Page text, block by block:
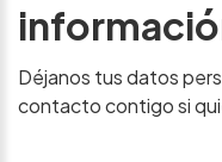
Déjanos tus datos
contacto contigo si